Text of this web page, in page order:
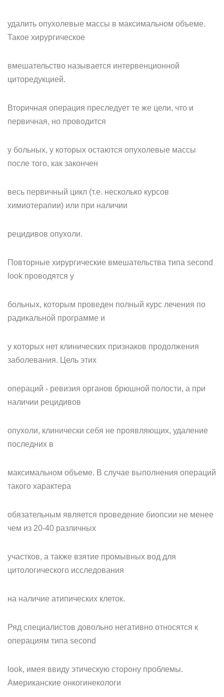
удалить опухолевые массы в максимальном объеме.
Такое хирургическое
вмешательство называется интервенционной
циторедукцией.
Вторичная операция преследует те же цели, что и
первичная, но проводится
у больных, у которых остаются опухолевые массы
после того, как закончен
весь первичный цикл (т.е. несколько курсов
химиотерапии) или при наличии
рецидивов опухоли.
Повторные хирургические вмешательства типа second
look проводятся у
больных, которым проведен полный курс лечения по
радикальной программе и
у которых нет клинических признаков продолжения
заболевания. Цель этих
операций - ревизия органов брюшной полости, а при
наличии рецидивов
опухоли, клинически себя не проявляющих, удаление
последних в
максимальном объеме. В случае выполнения операций
такого характера
обязательным является проведение биопсии не менее
чем из 20-40 различных
участков, а также взятие промывных вод для
цитологического исследования
на наличие атипических клеток.
Ряд специалистов довольно негативно относятся к
операциям типа second
look, имея ввиду этическую сторону проблемы.
Американские онкогинекологи